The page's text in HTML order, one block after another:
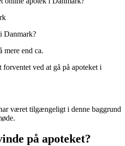
Danmark?
end ca.
ved at gå på apoteket i
været tilgængeligt i denne baggrund
på apoteket?